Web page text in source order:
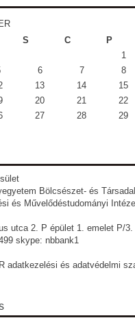
S C P
1
6 7 8
13 14 15
20 21 22
27 28 29
Bölcsészet- és
és Művelődéstudományi
utca 2. P épület 1. emelet P/3.
skype: nbbank1
adatkezelési és adatvédelmi